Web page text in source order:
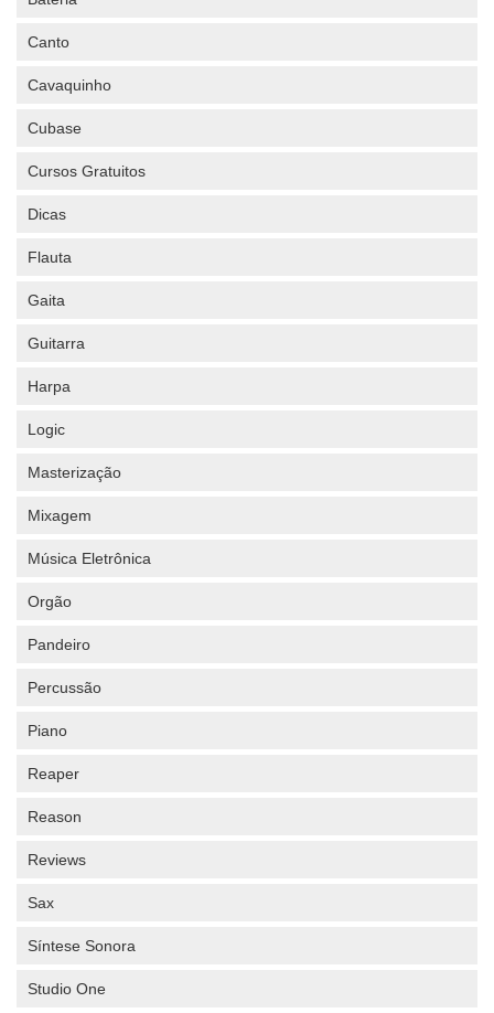
Canto
Cavaquinho
Cubase
Cursos Gratuitos
Dicas
Flauta
Gaita
Guitarra
Harpa
Logic
Masterização
Mixagem
Música Eletrônica
Orgão
Pandeiro
Percussão
Piano
Reaper
Reason
Reviews
Sax
Síntese Sonora
Studio One